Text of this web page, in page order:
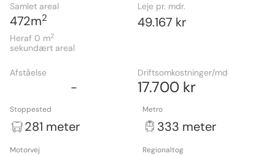
Samlet areal
472m2
Heraf 0 m2
sekundært areal
Leje pr. mdr.
49.167 kr
Afståelse
-
Driftsomkostninger/md
17.700 kr
Stoppested
281 meter
Metro
333 meter
Motorvej Regionaltog